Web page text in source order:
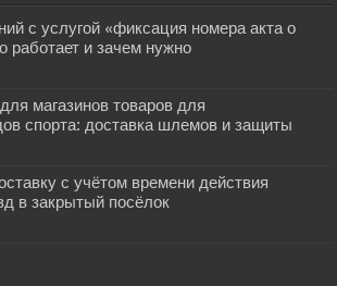
с услугой «фиксация номера акта о
работает и зачем нужно
магазинов товаров для
спорта: доставка шлемов и защиты
с учётом времени действия
в закрытый посёлок